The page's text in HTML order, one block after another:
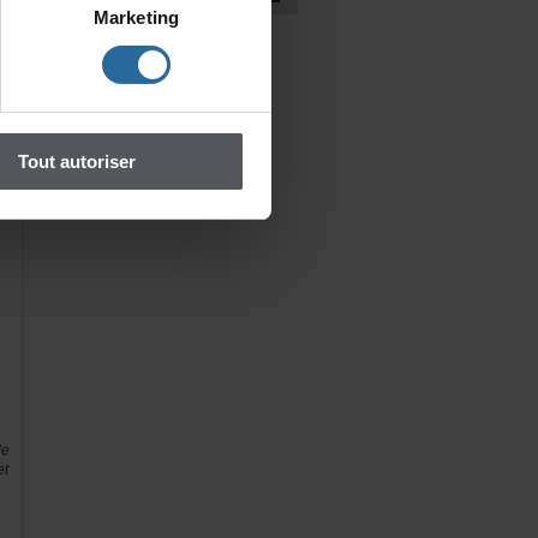
Marketing
Toutautoriser